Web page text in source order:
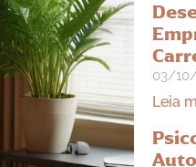
03/
Leia